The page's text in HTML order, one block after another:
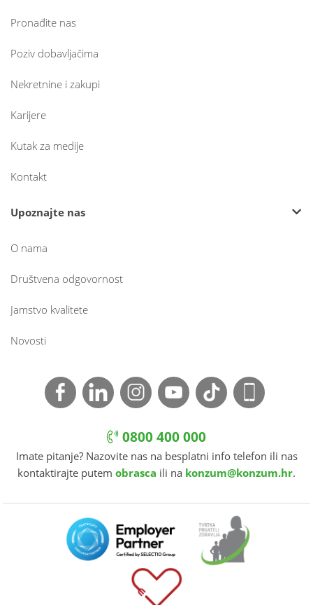
Pronađite nas
Poziv dobavljačima
Nekretnine i zakupi
Karijere
Kutak za medije
Kontakt
Upoznajte nas
O nama
Društvena odgovornost
Jamstvo kvalitete
Novosti
0800 400 000
Imate pitanje? Nazovite nas na besplatni info telefon ili nas
kontaktirajte putem obrasca ili na konzum@konzum.hr.